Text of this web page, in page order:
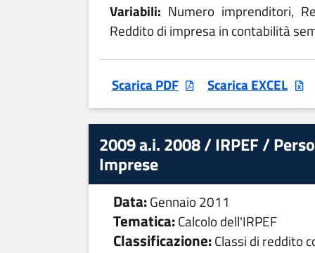
Variabili: Numero imprenditori,
Reddito di impresa in contabilità
Scarica PDF Scarica EXCEL
2009 a.i. 2008 / IRPEF /
Imprese
Data:Gennaio 2011
Tematica:Calcolo dell'IRPEF
Classificazione:Classi di reddito